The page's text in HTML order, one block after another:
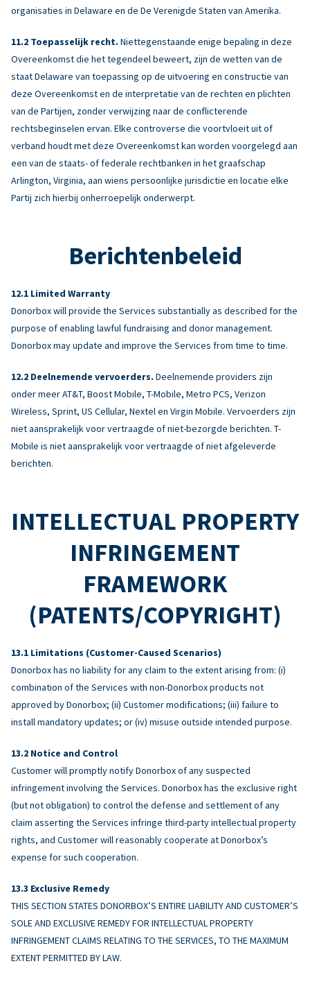
organisaties in Delaware en de De Verenigde Staten van Amerika.
Toepasselijk recht. Niettegenstaande enige bepaling in deze
Overeenkomst die het tegendeel beweert, zijn de wetten van de
staat Delaware van toepassing op de uitvoering en constructie van
deze Overeenkomst en de interpretatie van de rechten en plichten
van de Partijen, zonder verwijzing naar de conflicterende
rechtsbeginselen ervan. Elke controverse die voortvloeit uit of
verband houdt met deze Overeenkomst kan worden voorgelegd aan
een van de staats- of federale rechtbanken in het graafschap
Arlington, Virginia, aan wiens persoonlijke jurisdictie en locatie elke
Partij zich hierbij onherroepelijk onderwerpt.
Berichtenbeleid
Limited Warranty
Donorbox will provide the Services substantially as described for the
purpose of enabling lawful fundraising and donor management.
Donorbox may update and improve the Services from time to time.
Deelnemende vervoerders. Deelnemende providers zijn
onder meer AT&T, Boost Mobile, T-Mobile, Metro PCS, Verizon
Wireless, Sprint, US Cellular, Nextel en Virgin Mobile. Vervoerders zijn
niet aansprakelijk voor vertraagde of niet-bezorgde berichten. T-
Mobile is niet aansprakelijk voor vertraagde of niet afgeleverde
berichten.
INTELLECTUAL PROPERTY
INFRINGEMENT
FRAMEWORK
(PATENTS/COPYRIGHT)
Limitations (Customer-Caused Scenarios)
Donorbox has no liability for any claim to the extent arising from: (i)
combination of the Services with non-Donorbox products not
approved by Donorbox; (ii) Customer modifications; (iii) failure to
install mandatory updates; or (iv) misuse outside intended purpose.
Notice and Control
Customer will promptly notify Donorbox of any suspected
infringement involving the Services. Donorbox has the exclusive right
(but not obligation) to control the defense and settlement of any
claim asserting the Services infringe third-party intellectual property
rights, and Customer will reasonably cooperate at Donorbox’s
expense for such cooperation.
Exclusive Remedy
THIS SECTION STATES DONORBOX’S ENTIRE LIABILITY AND CUSTOMER’S
SOLE AND EXCLUSIVE REMEDY FOR INTELLECTUAL PROPERTY
INFRINGEMENT CLAIMS RELATING TO THE SERVICES, TO THE MAXIMUM
EXTENT PERMITTED BY LAW.